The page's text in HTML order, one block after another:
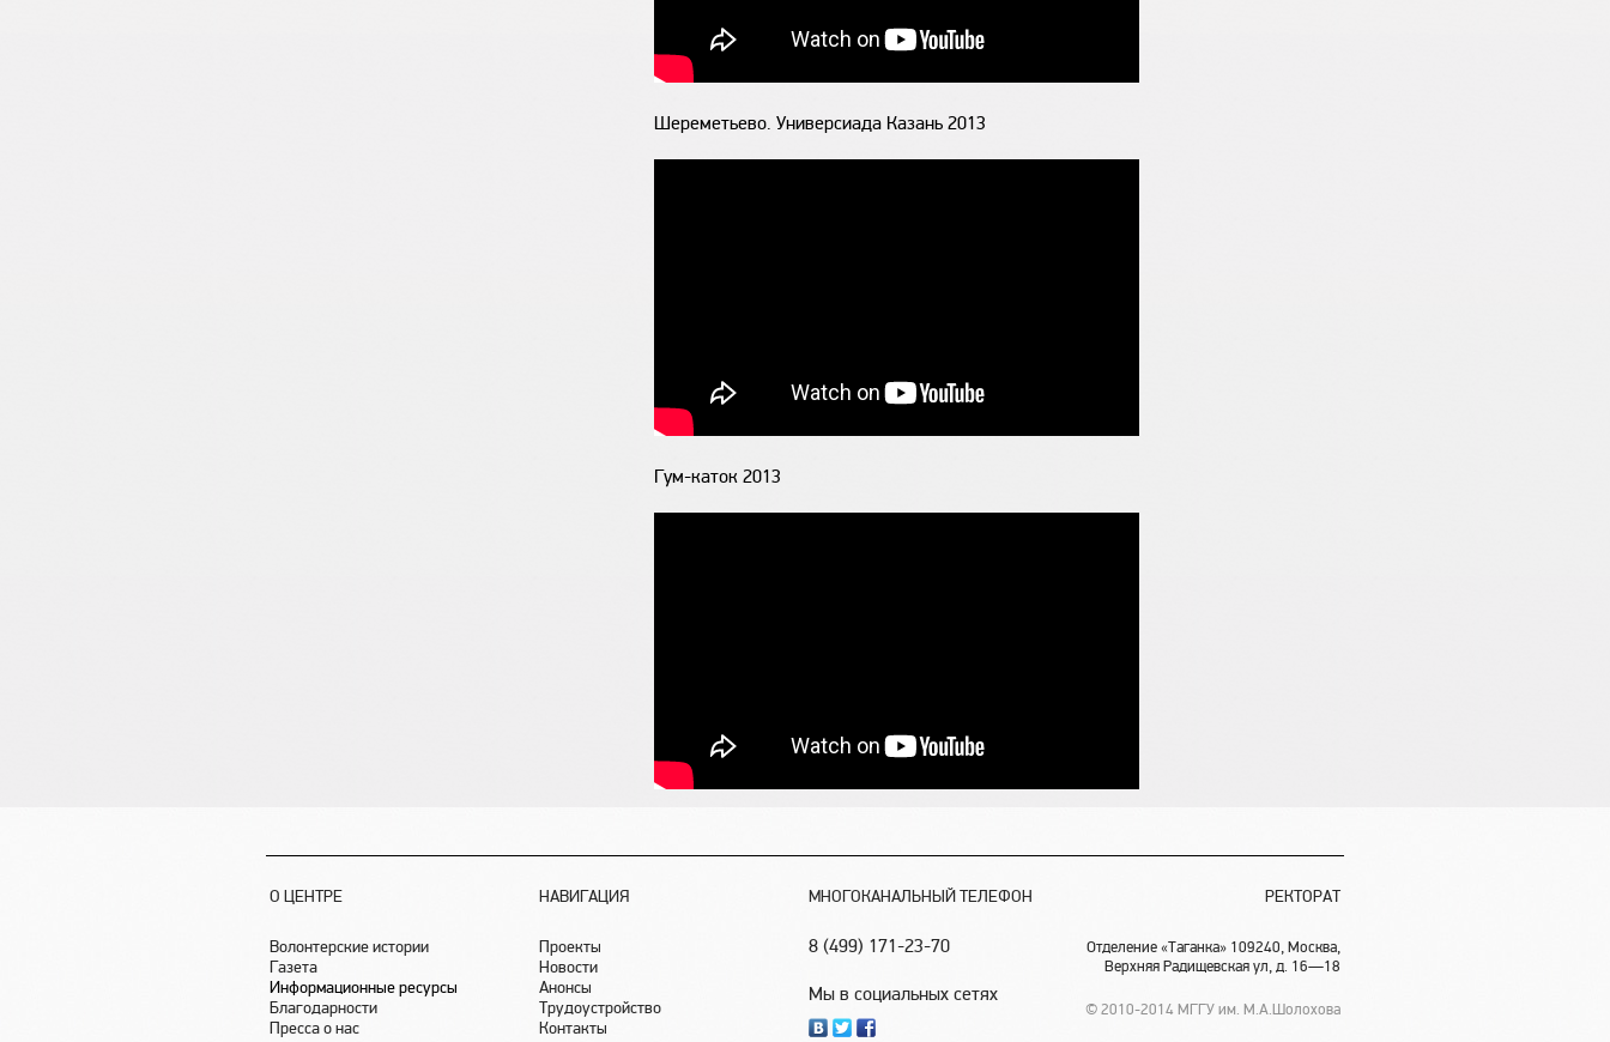
Шереметьево. Универсиада Казань 2013
Гум-каток 2013
О ЦЕНТРЕ НАВИГАЦИЯ МНОГОКАНАЛЬНЫЙ ТЕЛЕФОН РЕКТОРАТ
Волонтерские истории
Газета
Информационные ресурсы
Благодарности
Пресса о нас
Проекты
Новости
Анонсы
Трудоустройство
Контакты
8 (499) 171-23-70
Мы в социальных сетях
Отделение «Таганка» 109240, Москва,
Верхняя Радищевская ул, д. 16—18
© 2010-2014 МГГУ им. М.А.Шолохова